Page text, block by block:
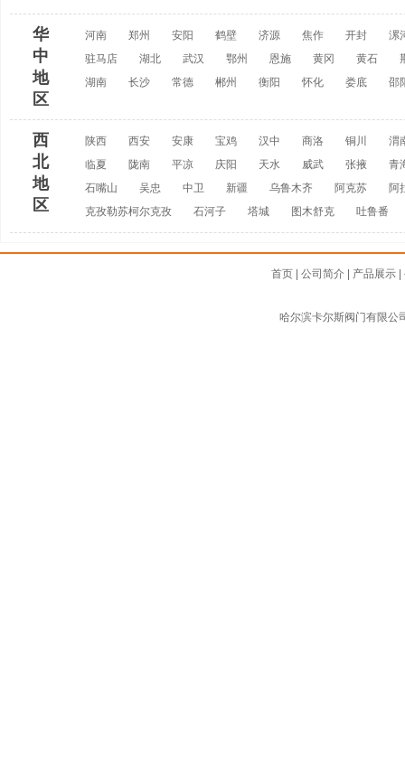
华
中
地
区
河南 郑州 安阳 鹤壁 济源 焦作 开封
漯
驻马店
湖北 武汉 鄂州 恩施 黄冈 黄石
湖南
长沙 常德 郴州 衡阳 怀化 娄底 邵
西
北
地
区
陕西 西安 安康 宝鸡 汉中 商洛 铜川
渭
临夏
陇南 平凉 庆阳 天水 威武 张掖
青
石嘴山
吴忠 中卫 新疆 乌鲁木齐 阿克苏
阿
克孜勒苏柯尔克孜
石河子 塔城 图木舒克 吐鲁番
首页| 公司简介| 产品展示|
哈尔滨卡尔斯阀门有限公